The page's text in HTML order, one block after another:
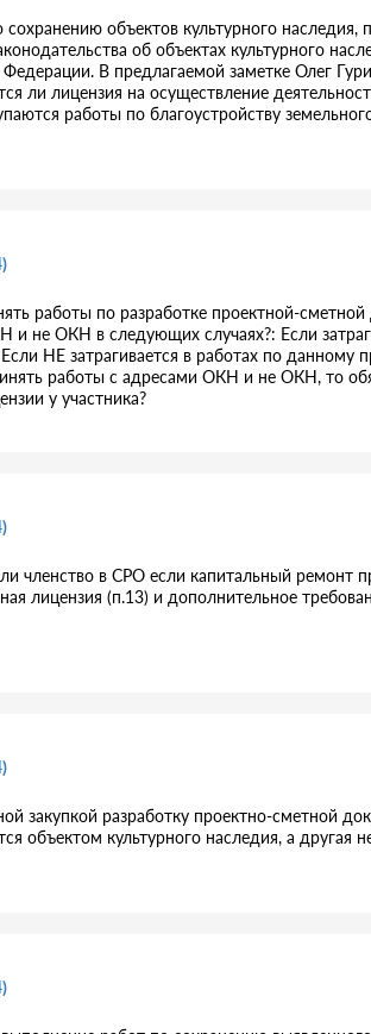
объектов культурного наследия,
об объектах культурного
В предлагаемой заметке Олег
ли лицензия на осуществление
работы по благоустройству
работы по разработке проектной-сметной
не ОКН в следующих случаях?: Если
НЕ затрагивается в работах по данному
работы с адресами ОКН и не ОКН, то
у участника?
членство в СРО если капитальный ремонт
лицензия (п.13) и дополнительное
закупкой разработку проектно-сметной
объектом культурного наследия, а другая